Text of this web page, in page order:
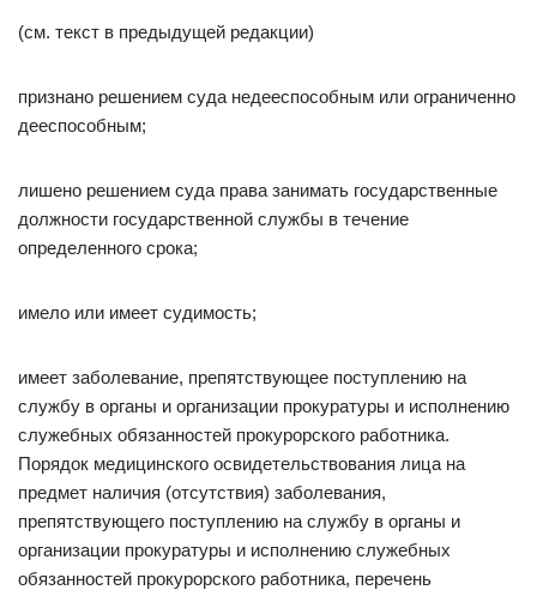
(см. текст в предыдущей редакции)
признано решением суда недееспособным или ограниченно
дееспособным;
лишено решением суда права занимать государственные
должности государственной службы в течение
определенного срока;
имело или имеет судимость;
имеет заболевание, препятствующее поступлению на
службу в органы и организации прокуратуры и исполнению
служебных обязанностей прокурорского работника.
Порядок медицинского освидетельствования лица на
предмет наличия (отсутствия) заболевания,
препятствующего поступлению на службу в органы и
организации прокуратуры и исполнению служебных
обязанностей прокурорского работника, перечень